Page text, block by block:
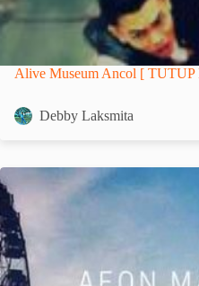
Alive Museum Ancol [
Debby Laksmita